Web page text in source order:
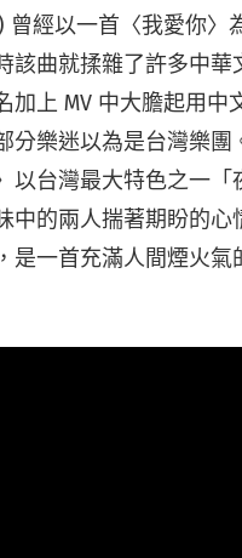
曾經以一首〈我愛你〉
該曲就揉雜了許多中華
加上 MV 中大膽起用中
分樂迷以為是台灣樂團
以台灣最大特色之一「
中的兩人揣著期盼的心
是一首充滿人間煙火氣